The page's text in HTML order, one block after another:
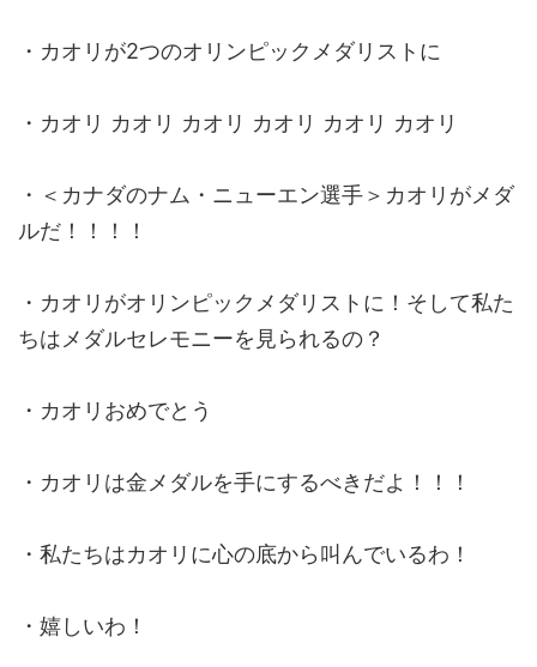
・カオリが2つのオリンピックメダリストに
・カオリ カオリ カオリ カオリ カオリ カオリ
・＜カナダのナム・ニューエン選手＞カオリがメダ
ルだ！！！！
・カオリがオリンピックメダリストに！そして私た
ちはメダルセレモニーを見られるの？
・カオリおめでとう
・カオリは金メダルを手にするべきだよ！！！
・私たちはカオリに心の底から叫んでいるわ！
・嬉しいわ！